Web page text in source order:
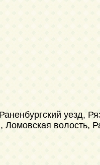
уезд,
волость,